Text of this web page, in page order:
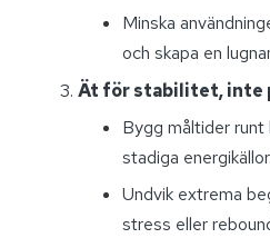
Minska
och skapa en
Ät för stabilitet, inte
Bygg måltider runt
stadiga energikällor.
Undvik extrema
stress eller